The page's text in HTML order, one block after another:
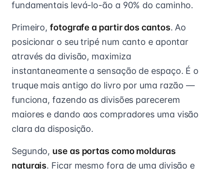
fundamentais levá-lo-ão a 90% do caminho.
Primeiro,fotografe a partir dos cantos. Ao
posicionar o seu tripé num canto e apontar
através da divisão, maximiza
instantaneamente a sensação de espaço. É o
truque mais antigo do livro por uma razão —
funciona, fazendo as divisões parecerem
maiores e dando aos compradores uma visão
clara da disposição.
Segundo, use as portas como molduras
naturais. Ficar mesmo fora de uma divisão e